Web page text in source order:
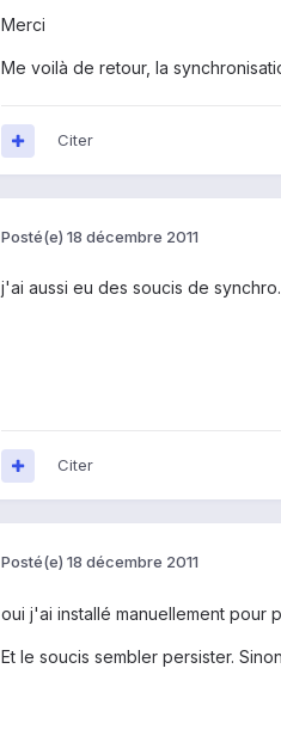
Merci
Me voilà de retour, la
Citer
Posté(e) 18 décembre 2011
j'ai aussi eu des soucis de
Citer
Posté(e) 18 décembre 2011
oui j'ai installé manuellement pour
Et le soucis sembler persister.